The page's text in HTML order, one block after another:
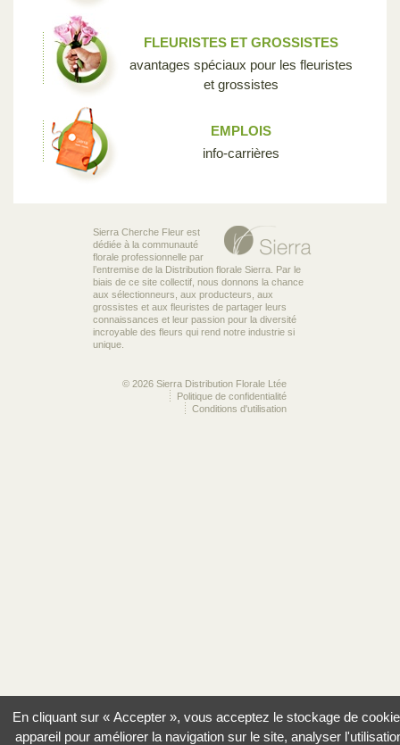
FLEURISTES ET GROSSISTES
avantages spéciaux pour les fleuristes
et grossistes
EMPLOIS
info-carrières
Sierra Cherche Fleur est
dédiée à la communauté
florale professionnelle par
l’entremise de la Distribution florale Sierra. Par le
biais de ce site collectif, nous donnons la chance
aux sélectionneurs, aux producteurs, aux
grossistes et aux fleuristes de partager leurs
connaissances et leur passion pour la diversité
incroyable des fleurs qui rend notre industrie si
unique.
© 2026 Sierra Distribution Florale Ltée
Politique de confidentialité
Conditions d'utilisation
En cliquant sur « Accepter », vous acceptez le stockage de
appareil pour améliorer la navigation sur le site, analyser